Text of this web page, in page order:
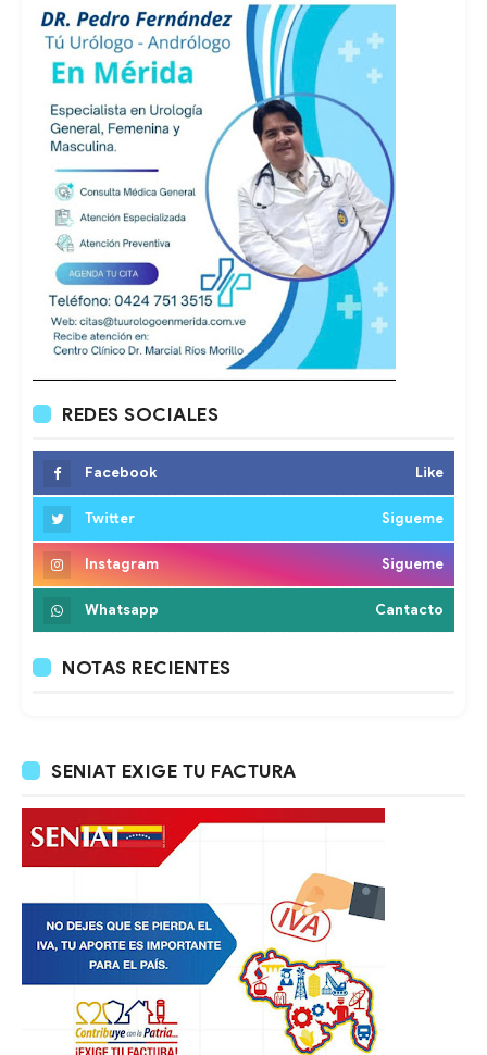
REDES SOCIALES
Facebook Like
Twitter Sigueme
Instagram Sigueme
Whatsapp Cantacto
NOTAS RECIENTES
SENIAT EXIGE TU FACTURA